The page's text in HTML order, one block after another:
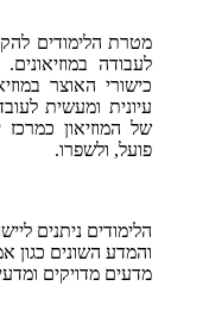
מטרת הלימודים
לעבודה
כישורי האוצר
עיונית ומעשית
של המוזיאון
פועל, ולשפרו.
הלימודים ניתנים
והמדע השונים כגון
מדעים מדויקים